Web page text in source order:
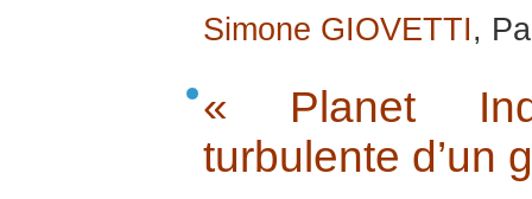
Simone GIOVETTI,
« Planet
turbulente d’un